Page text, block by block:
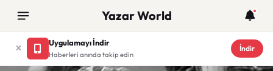
Yazar World
Uygulamayı İndir
Haberleri anında takip edin
İndir